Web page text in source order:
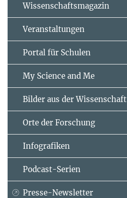
Wissenschaftsmagazin
Veranstaltungen
Portal für Schulen
My Science and Me
Bilder aus der Wissenschaft
Orte der Forschung
Infografiken
Podcast-Serien
Presse-Newsletter